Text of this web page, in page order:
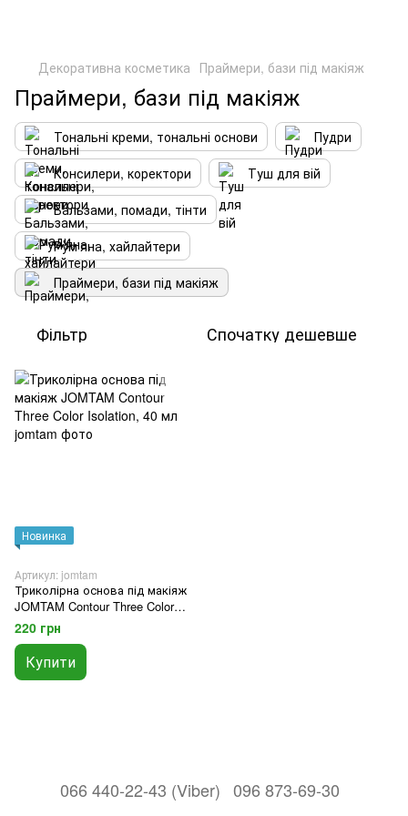
Декоративна косметика Праймери, бази під макіяж
Праймери, бази під макіяж
Тональні креми, тональні основи
Пудри
Консилери, коректори
Туш для вій
Бальзами, помади, тінти
Рум'яна, хайлайтери
Праймери, бази під макіяж
Фільтр Спочатку дешевше
Новинка
Артикул: jomtam
Триколірна основа під макіяж
JOMTAM Contour Three Color
Isolation, 40 мл
220 грн
Купити
066 440-22-43 (Viber) 096 873-69-30